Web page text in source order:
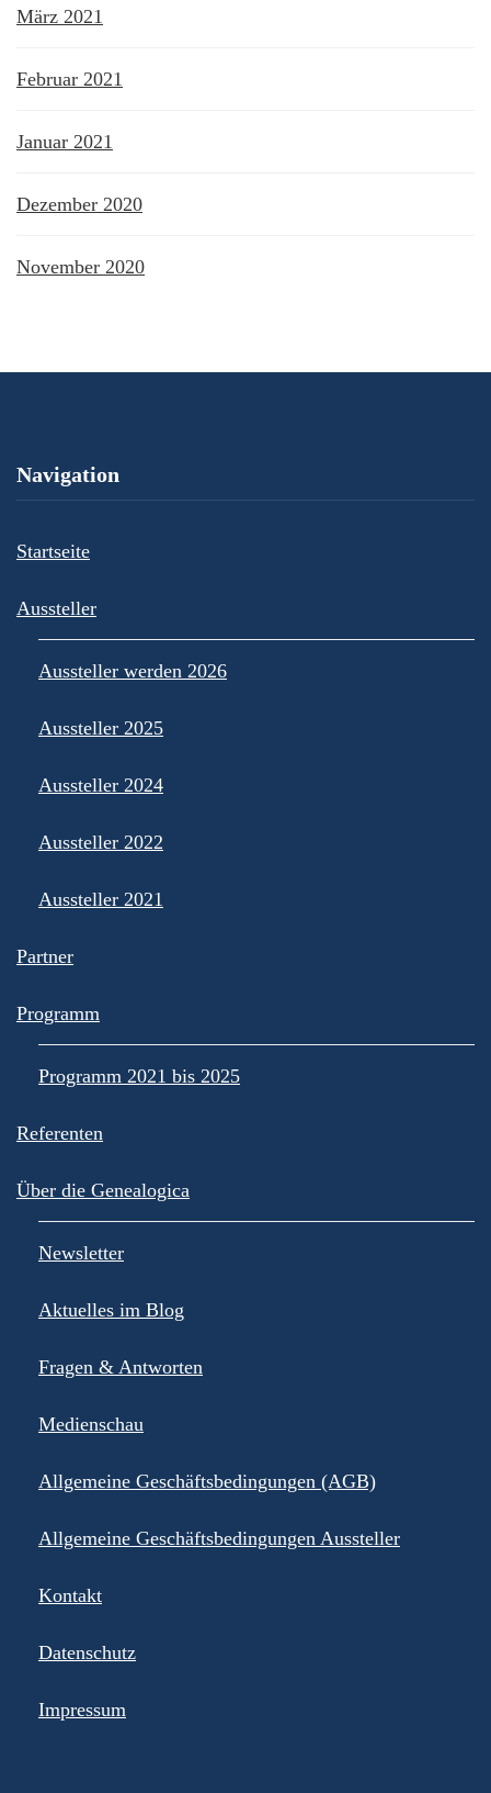
März 2021
Februar 2021
Januar 2021
Dezember 2020
November 2020
Navigation
Startseite
Aussteller
Aussteller werden 2026
Aussteller 2025
Aussteller 2024
Aussteller 2022
Aussteller 2021
Partner
Programm
Programm 2021 bis 2025
Referenten
Über die Genealogica
Newsletter
Aktuelles im Blog
Fragen & Antworten
Medienschau
Allgemeine Geschäftsbedingungen (AGB)
Allgemeine Geschäftsbedingungen Aussteller
Kontakt
Datenschutz
Impressum